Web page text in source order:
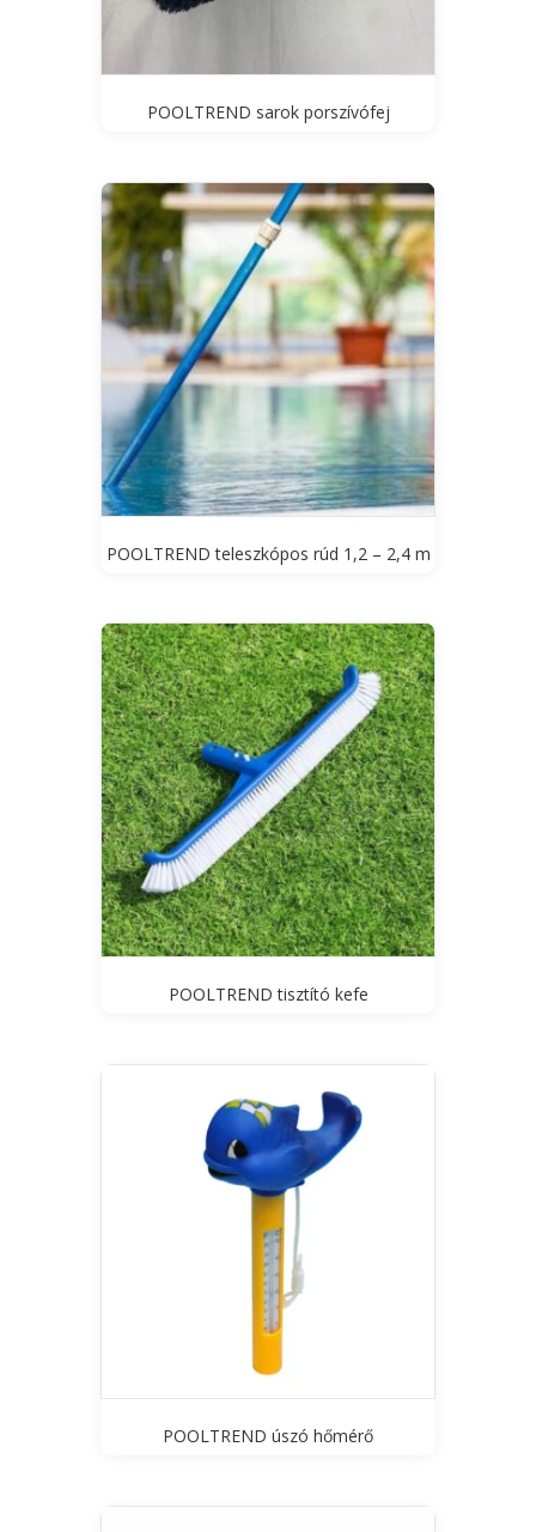
POOLTREND sarok porszívófej
POOLTREND teleszkópos rúd 1,2 – 2,4 m
POOLTREND tisztító kefe
POOLTREND úszó hőmérő